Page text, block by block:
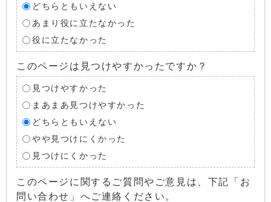
どちらともいえない
あまり役に立たなかった
役に立たなかった
このページは見つけやすかったですか？
見つけやすかった
まあまあ見つけやすかった
どちらともいえない
やや見つけにくかった
見つけにくかった
このページに関するご質問やご意見は、下記「お
問い合わせ」へご連絡ください。